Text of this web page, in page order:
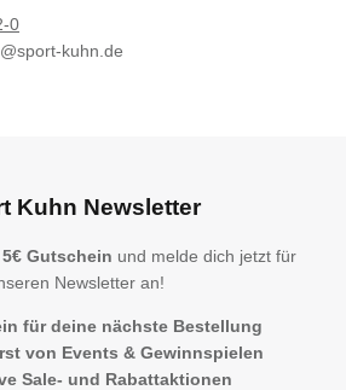
0
kuhn.de
Kuhn Newsletter
Gutschein und melde dich jetzt für
Newsletter an!
für deine nächste Bestellung
von Events & Gewinnspielen
Sale- und Rabattaktionen